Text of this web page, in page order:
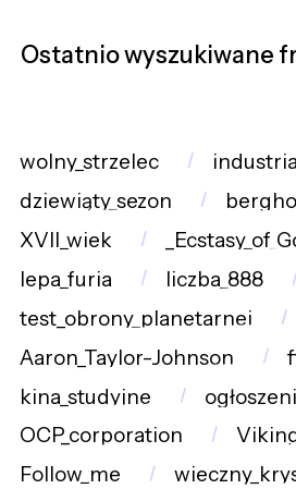
Ostatnio wyszukiwane
wolny_strzelec
dziewiąty_sezon
XVII_wiek
lepa_furia
liczba_888
test_obrony_planetarnej
Aaron_Taylor-Johnson
kina_studyjne
OCP_corporation
Follow_me